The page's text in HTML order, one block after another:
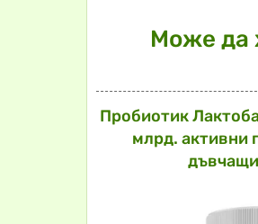
Може да
Пробиотик
млрд. активни